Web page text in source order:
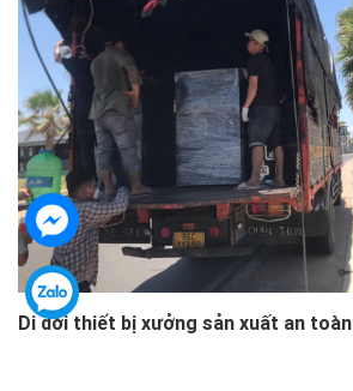
Di dời thiết bị xưởng sản xuất an toàn